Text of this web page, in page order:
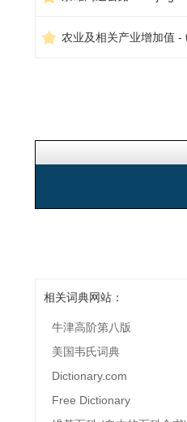
相关词典网站：
牛津高阶第八版
美国韦氏词典
Dictionary.com
Free Dictionary